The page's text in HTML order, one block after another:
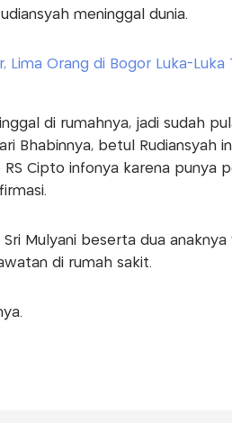
meninggal dunia.
Orang di Bogor Luka-Luka
di rumahnya, jadi sudah
Bhabinnya, betul Rudiansyah
Cipto infonya karena punya
Mulyani beserta dua anaknya
di rumah sakit.